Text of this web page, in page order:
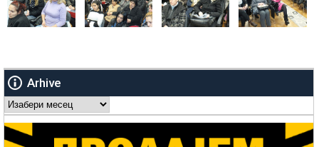
Arhive
Arhive